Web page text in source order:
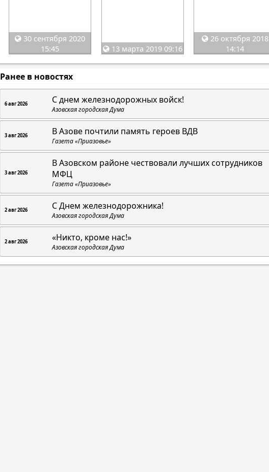
30 сентября 2020
15:45
13 марта 2019 09:16
26 октября 2018
14:14
Ранее в новостях
6 авг 2026 С днем железнодорожных войск!
Азовская городская Дума
3 авг 2026 В Азове почтили память героев ВДВ
Газета «Приазовье»
3 авг 2026
В Азовском районе чествовали лучших сотрудников
МФЦ
Газета «Приазовье»
2 авг 2026 С Днем железнодорожника!
Азовская городская Дума
2 авг 2026 «Никто, кроме нас!»
Азовская городская Дума